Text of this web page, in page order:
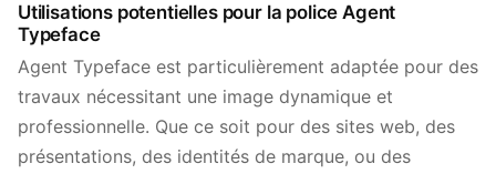
Utilisations potentielles pour la police Agent
Typeface
Agent Typeface est particulièrement adaptée pour des
travaux nécessitant une image dynamique et
professionnelle. Que ce soit pour des sites web, des
présentations, des identités de marque, ou des